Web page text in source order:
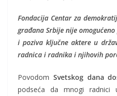
Fondacija Centar za
građana Srbije nije
i poziva ključne aktere u
radnica i radnika i njihovih
Povodom Svetskog dana
podseća da mnogi radnici